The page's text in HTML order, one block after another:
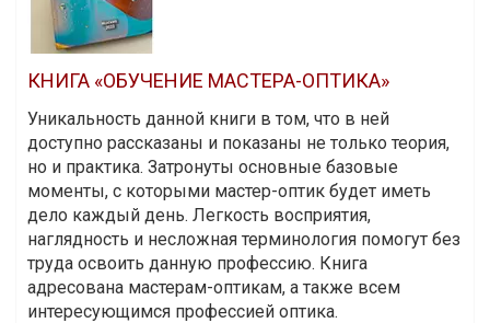
КНИГА «ОБУЧЕНИЕ МАСТЕРА-ОПТИКА»
Уникальность данной книги в том, что в ней
доступно рассказаны и показаны не только теория,
но и практика. Затронуты основные базовые
моменты, с которыми мастер-оптик будет иметь
дело каждый день. Легкость восприятия,
наглядность и несложная терминология помогут без
труда освоить данную профессию. Книга
адресована мастерам-оптикам, а также всем
интересующимся профессией оптика.